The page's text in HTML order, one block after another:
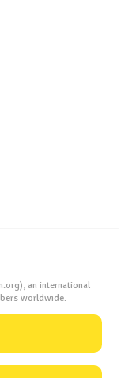
an international
worldwide.